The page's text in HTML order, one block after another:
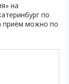
на
по
приём можно по